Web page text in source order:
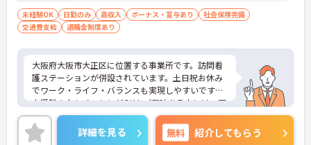
未経験OK 日勤のみ 高収入 ボーナス・賞与あり
社会保険完備
交通費支給
退職金制度あり
大阪府大阪市大正区に位置する事業所です。訪問看
護ステーションが併設されています。土日祝お休み
でワーク・ライフ・バランスも実現しやすいです。
未経験の方もチャレンジOK！ご興味ある方には、面
接対策ポイントなど、さらに詳細をお話しいたしま
すのでお気軽にご相談ください！
詳細を見る 無料 紹介してもらう